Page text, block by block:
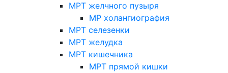
МРТ желчного пузыря
МР холангиография
МРТ селезенки
МРТ желудка
МРТ кишечника
МРТ прямой кишки